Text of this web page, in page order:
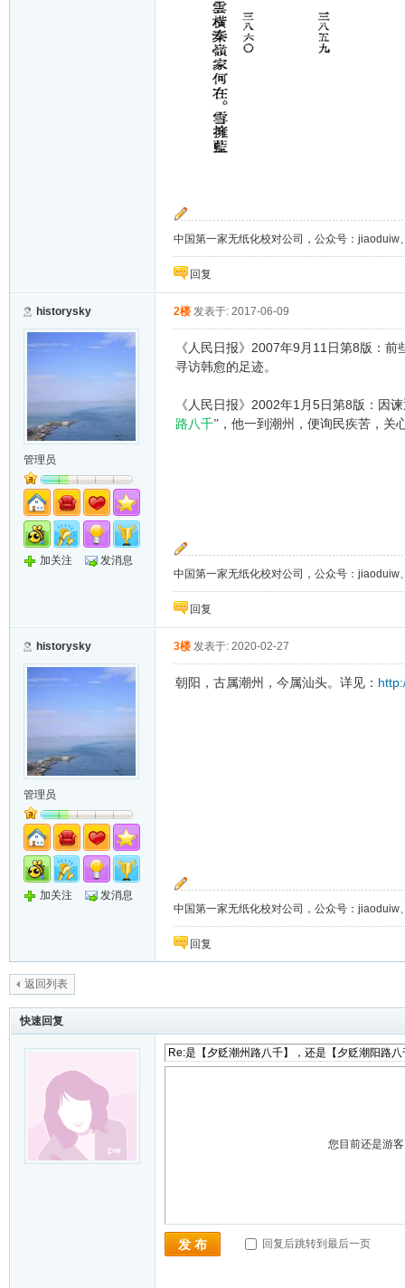
中国第一家无纸化校对公司，公众号：
回复
historysky
管理员
加关注 发消息
2楼 发表于: 2017-06-09
《人民日报》 2007年9 月 11 日第8版：前
寻访韩愈的足迹。
《人民日报》 2002年1 月 5 日第8版：因
路八千”，他一到潮州，便询民疾苦，关
中国第一家无纸化校对公司，公众号：
回复
historysky
管理员
加关注 发消息
3楼 发表于: 2020-02-27
朝阳，古属潮州，今属汕头。详见：
中国第一家无纸化校对公司，公众号：
回复
返回列表
快速回复
您目前还是游
发 布 回复后跳转到最后一页